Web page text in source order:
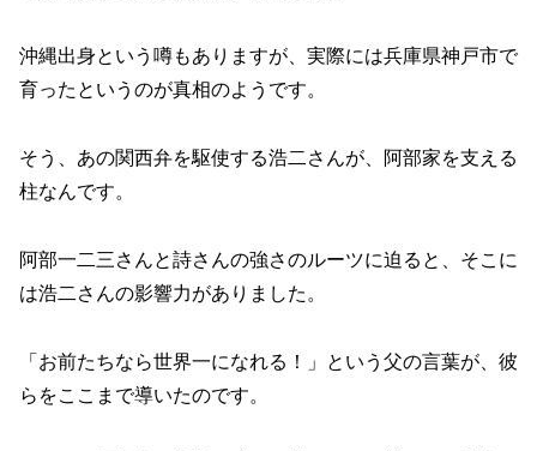
沖縄出身という噂もありますが、実際には兵庫県神戸市で
育ったというのが真相のようです。
そう、あの関西弁を駆使する浩二さんが、阿部家を支える
柱なんです。
阿部一二三さんと詩さんの強さのルーツに迫ると、そこに
は浩二さんの影響力がありました。
「お前たちなら世界一になれる！」という父の言葉が、彼
らをここまで導いたのです。